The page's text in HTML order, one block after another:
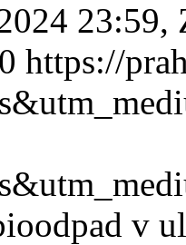
23:59,
https://
v